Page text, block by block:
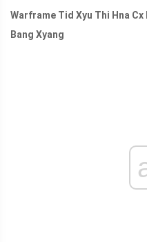
Warframe Tid Xyu Thi Hna
Bang Xyang